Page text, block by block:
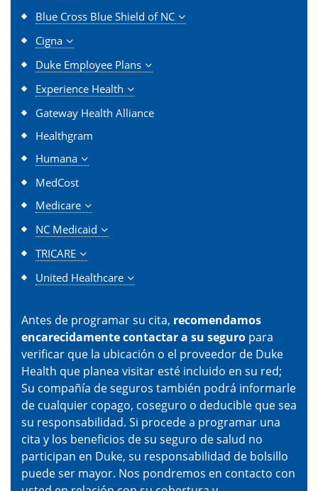
Blue Cross Blue Shield of NC
Cigna
Duke Employee Plans
Experience Health
Gateway Health Alliance
Healthgram
Humana
MedCost
Medicare
NC Medicaid
TRICARE
United Healthcare
Antes de programar su cita, recomendamos
encarecidamente contactar a su seguro para
verificar que la ubicación o el proveedor de Duke
Health que planea visitar esté incluido en su red;
Su compañía de seguros también podrá informarle
de cualquier copago, coseguro o deducible que sea
su responsabilidad. Si procede a programar una
cita y los beneficios de su seguro de salud no
participan en Duke, su responsabilidad de bolsillo
puede ser mayor. Nos pondremos en contacto con